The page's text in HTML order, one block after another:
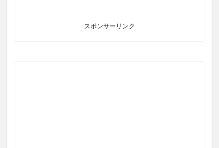
スポンサーリンク